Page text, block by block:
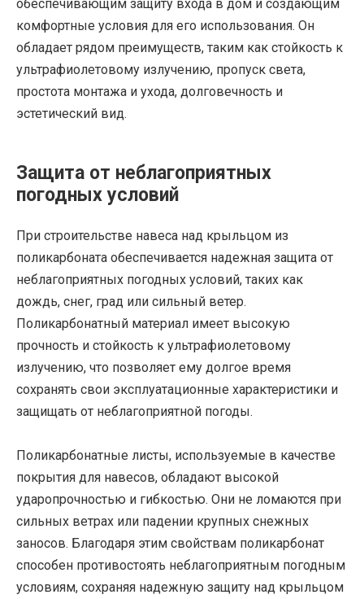
обеспечивающим защиту входа в дом и создающим
комфортные условия для его использования. Он
обладает рядом преимуществ, таким как стойкость к
ультрафиолетовому излучению, пропуск света,
простота монтажа и ухода, долговечность и
эстетический вид.
Защита от неблагоприятных
погодных условий
При строительстве навеса над крыльцом из
поликарбоната обеспечивается надежная защита от
неблагоприятных погодных условий, таких как
дождь, снег, град или сильный ветер.
Поликарбонатный материал имеет высокую
прочность и стойкость к ультрафиолетовому
излучению, что позволяет ему долгое время
сохранять свои эксплуатационные характеристики и
защищать от неблагоприятной погоды.
Поликарбонатные листы, используемые в качестве
покрытия для навесов, обладают высокой
ударопрочностью и гибкостью. Они не ломаются при
сильных ветрах или падении крупных снежных
заносов. Благодаря этим свойствам поликарбонат
способен противостоять неблагоприятным погодным
условиям, сохраняя надежную защиту над крыльцом